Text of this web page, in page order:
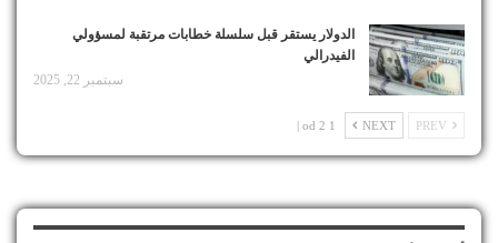
الدولار يستقر قبل سلسلة خطابات مرتقبة لمسؤولي
الفيدرالي
سبتمبر 22, 2025
NEXT
1 od 2 |